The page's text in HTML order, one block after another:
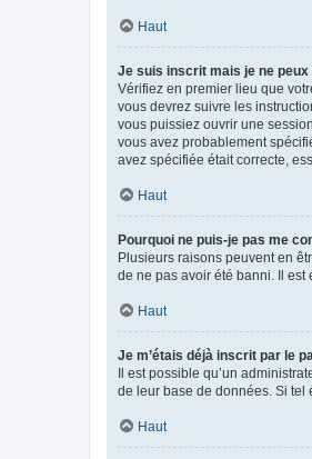
Haut
Je suis inscrit mais je ne
Vérifiez en premier lieu que
vous devrez suivre les
vous puissiez ouvrir une
vous avez probablement
avez spécifiée était correcte,
Haut
Pourquoi ne puis-je pas me
Plusieurs raisons peuvent en
de ne pas avoir été banni. Il est
Haut
Je m’étais déjà inscrit par le
Il est possible qu’un
de leur base de données. Si tel
Haut